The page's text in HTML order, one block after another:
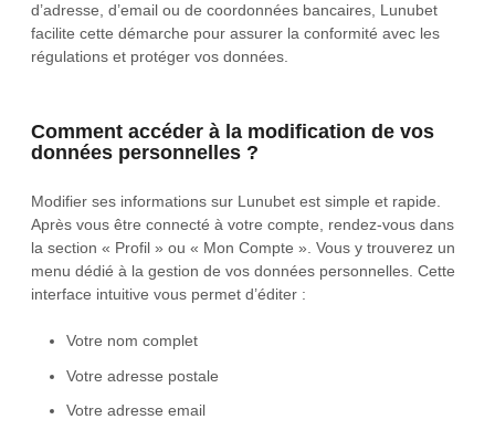
d’adresse, d’email ou de coordonnées bancaires, Lunubet
facilite cette démarche pour assurer la conformité avec les
régulations et protéger vos données.
Comment accéder à la modification de vos
données personnelles ?
Modifier ses informations sur Lunubet est simple et rapide.
Après vous être connecté à votre compte, rendez-vous dans
la section « Profil » ou « Mon Compte ». Vous y trouverez un
menu dédié à la gestion de vos données personnelles. Cette
interface intuitive vous permet d’éditer :
Votre nom complet
Votre adresse postale
Votre adresse email